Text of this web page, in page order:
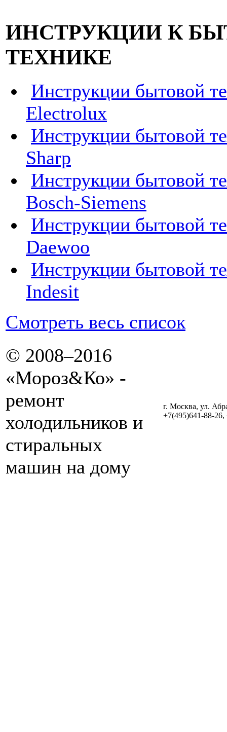
ИНСТРУКЦИИ К
ТЕХНИКЕ
Инструкции бытовой
Electrolux
Инструкции бытовой
Sharp
Инструкции бытовой
Bosch-Siemens
Инструкции бытовой
Daewoo
Инструкции бытовой
Indesit
Смотреть весь список
© 2008–2016
«Мороз&Ко» -
ремонт
холодильников и
стиральных
машин на дому
г. Москва, ул.
+7(495)641-88-26,